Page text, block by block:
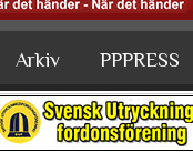
Arkiv PPPRESS